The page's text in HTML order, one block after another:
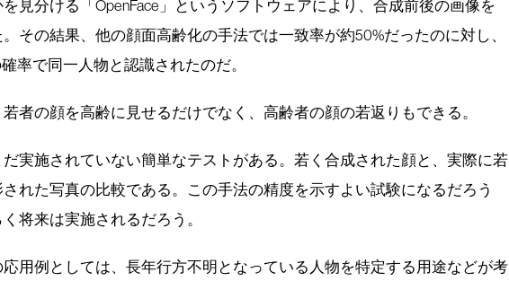
見分ける「OpenFace」というソフトウェアにより、合成前後の画像を
その結果、他の顔面高齢化の手法では一致率が約50%だったのに対し、
率で同一人物と認識されたのだ。
若者の顔を高齢に見せるだけでなく、高齢者の顔の若返りもできる。
実施されていない簡単なテストがある。若く合成された顔と、実際に若
れた写真の比較である。この手法の精度を示すよい試験になるだろう
将来は実施されるだろう。
応用例としては、長年行方不明となっている人物を特定する用途などが考